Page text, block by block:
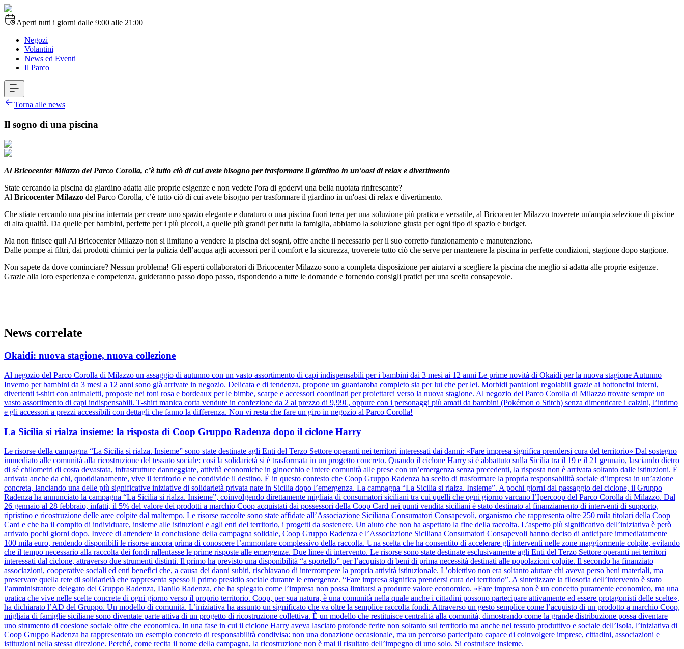
Aperti tutti i giorni dalle 9:00 alle 21:00
Negozi
Volantini
News ed Eventi
Il Parco
Torna alle news
Il sogno di una piscina
Al Bricocenter Milazzo del Parco Corolla, c’è tutto ciò di cui avete bisogno per trasformare il giardino in un'oasi di relax e divertimento
State cercando la piscina da giardino adatta alle proprie esigenze e non vedete l'ora di godervi una bella nuotata rinfrescante?
Al Bricocenter Milazzo del Parco Corolla, c’è tutto ciò di cui avete bisogno per trasformare il giardino in un'oasi di relax e divertimento.
Che stiate cercando una piscina interrata per creare uno spazio elegante e duraturo o una piscina fuori terra per una soluzione più pratica e versatile, al Bricocenter Milazzo troverete un'ampia selezione di piscine
di alta qualità. Da quelle per bambini, perfette per i più piccoli, a quelle più grandi per tutta la famiglia, abbiamo la soluzione giusta per ogni tipo di spazio e budget.
Ma non finisce qui! Al Bricocenter Milazzo non si limitano a vendere la piscina dei sogni, offre anche il necessario per il suo corretto funzionamento e manutenzione.
Dalle pompe ai filtri, dai prodotti chimici per la pulizia dell’acqua agli accessori per il comfort e la sicurezza, troverete tutto ciò che serve per mantenere la piscina in perfette condizioni, stagione dopo stagione.
Non sapete da dove cominciare? Nessun problema! Gli esperti collaboratori di Bricocenter Milazzo sono a completa disposizione per aiutarvi a scegliere la piscina che meglio si adatta alle proprie esigenze.
Grazie alla loro esperienza e competenza, guideranno passo dopo passo, rispondendo a tutte le domande e fornendo consigli pratici per una scelta consapevole.
News correlate
Okaidi: nuova stagione, nuova collezione
Al negozio del Parco Corolla di Milazzo un assaggio di autunno con un vasto assortimento di capi indispensabili per i bambini dai 3 mesi ai 12 anni Le prime novità di Okaidi per la nuova stagione Autunno
Inverno per bambini da 3 mesi a 12 anni sono già arrivate in negozio. Delicata e di tendenza, propone un guardaroba completo sia per lui che per lei. Morbidi pantaloni regolabili grazie ai bottoncini interni,
divertenti t-shirt con animaletti, proposte nei toni rosa e bordeaux per le bimbe, scarpe e accessori coordinati per proiettarci verso la nuova stagione. Al negozio del Parco Corolla di Milazzo trovate sempre un
vasto assortimento di capi indispensabili. T-shirt manica corta vendute in confezione da 2 al prezzo di 9,99€, oppure con i personaggi più amati da bambini (Pokémon o Stitch) senza dimenticare i calzini, l’intimo
e gli accessori a prezzi accessibili con dettagli che fanno la differenza. Non vi resta che fare un giro in negozio al Parco Corolla!
La Sicilia si rialza insieme: la risposta di Coop Gruppo Radenza dopo il ciclone Harry
Le risorse della campagna “La Sicilia si rialza. Insieme” sono state destinate agli Enti del Terzo Settore operanti nei territori interessati dai danni: «Fare impresa significa prendersi cura del territorio» Dal sostegno
immediato alle comunità alla ricostruzione del tessuto sociale: così la solidarietà si è trasformata in un progetto concreto. Quando il ciclone Harry si è abbattuto sulla Sicilia tra il 19 e il 21 gennaio, lasciando dietro
di sé chilometri di costa devastata, infrastrutture danneggiate, attività economiche in ginocchio e intere comunità alle prese con un’emergenza senza precedenti, la risposta non è arrivata soltanto dalle istituzioni. È
arrivata anche da chi, quotidianamente, vive il territorio e ne condivide il destino. È in questo contesto che Coop Gruppo Radenza ha scelto di trasformare la propria responsabilità sociale d’impresa in un’azione
concreta, lanciando una delle più significative iniziative di solidarietà privata nate in Sicilia dopo l’emergenza. La campagna “La Sicilia si rialza. Insieme”. A pochi giorni dal passaggio del ciclone, il Gruppo
Radenza ha annunciato la campagna “La Sicilia si rialza. Insieme”, coinvolgendo direttamente migliaia di consumatori siciliani tra cui quelli che ogni giorno varcano l’Ipercoop del Parco Corolla di Milazzo. Dal
26 gennaio al 28 febbraio, infatti, il 5% del valore dei prodotti a marchio Coop acquistati dai possessori della Coop Card nei punti vendita siciliani è stato destinato al finanziamento di interventi di supporto,
ripristino e ricostruzione delle aree colpite dal maltempo. Le risorse raccolte sono state affidate all’Associazione Siciliana Consumatori Consapevoli, organismo che rappresenta oltre 250 mila titolari della Coop
Card e che ha il compito di individuare, insieme alle istituzioni e agli enti del territorio, i progetti da sostenere. Un aiuto che non ha aspettato la fine della raccolta. L’aspetto più significativo dell’iniziativa è però
arrivato pochi giorni dopo. Invece di attendere la conclusione della campagna solidale, Coop Gruppo Radenza e l’Associazione Siciliana Consumatori Consapevoli hanno deciso di anticipare immediatamente
100 mila euro, rendendo disponibili le risorse ancora prima di conoscere l’ammontare complessivo della raccolta. Una scelta che ha consentito di accelerare gli interventi nelle zone maggiormente colpite, evitando
che il tempo necessario alla raccolta dei fondi rallentasse le prime risposte alle emergenze. Due linee di intervento. Le risorse sono state destinate esclusivamente agli Enti del Terzo Settore operanti nei territori
interessati dal ciclone, attraverso due strumenti distinti. Il primo ha previsto una disponibilità “a sportello” per l’acquisto di beni di prima necessità destinati alle popolazioni colpite. Il secondo ha finanziato
associazioni, cooperative sociali ed enti benefici che, a causa dei danni subiti, rischiavano di interrompere la propria attività istituzionale. L’obiettivo non era soltanto aiutare chi aveva perso beni materiali, ma
preservare quella rete di solidarietà che rappresenta spesso il primo presidio sociale durante le emergenze. “Fare impresa significa prendersi cura del territorio”. A sintetizzare la filosofia dell’intervento è stato
l’amministratore delegato del Gruppo Radenza, Danilo Radenza, che ha spiegato come l’impresa non possa limitarsi a produrre valore economico. «Fare impresa non è un concetto puramente economico, ma una
pratica che vive nelle scelte concrete di ogni giorno verso il proprio territorio. Coop, per sua natura, è una comunità nella quale anche i cittadini possono partecipare attivamente ed essere protagonisti delle scelte»,
ha dichiarato l’AD del Gruppo. Un modello di comunità. L’iniziativa ha assunto un significato che va oltre la semplice raccolta fondi. Attraverso un gesto semplice come l’acquisto di un prodotto a marchio Coop,
migliaia di famiglie siciliane sono diventate parte attiva di un progetto di ricostruzione collettiva. È un modello che restituisce centralità alla comunità, dimostrando come la grande distribuzione possa diventare
uno strumento di coesione sociale oltre che economica. In una fase in cui il ciclone Harry aveva lasciato profonde ferite non soltanto sul territorio ma anche nel tessuto produttivo e sociale dell’Isola, l’iniziativa di
Coop Gruppo Radenza ha rappresentato un esempio concreto di responsabilità condivisa: non una donazione occasionale, ma un percorso partecipato capace di coinvolgere imprese, cittadini, associazioni e
istituzioni nella stessa direzione. Perché, come recita il nome della campagna, la ricostruzione non è mai il risultato dell’impegno di uno solo. Si costruisce insieme.